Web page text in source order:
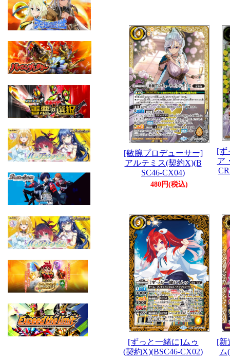
[敏腕プロデューサー]
アルテミス(契約X)(B
SC46-CX04)
480円(税込)
[ず
ア
[ずっと一緒に]ムゥ
(契約X)(BSC46-CX02)
[新
ム